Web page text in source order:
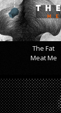
The Fat
Meat Me